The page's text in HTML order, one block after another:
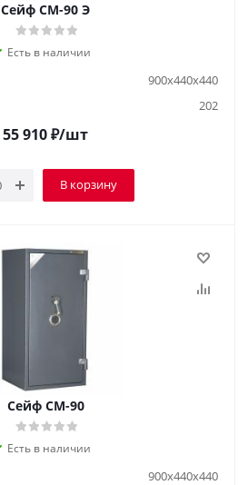
Сейф СМ-90 Э
Есть в наличии
900х440х440
202
55 910₽/шт
В корзину
Сейф СМ-90
Есть в наличии
900х440х440